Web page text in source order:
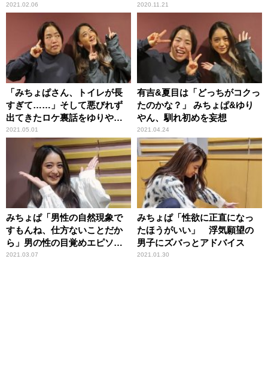
2021.02.06 2020.11.21
「みちょぱさん、トイレが長
すぎて……」そして悪びれず
出てきたロケ裏話をゆりやん
が明かす
2021.05.01
有吉&夏目は「どっちがコクっ
たのかな？」 みちょぱ&ゆり
やん、馴れ初めを妄想
2021.04.24
みちょぱ「男性の自然現象で
すもんね、仕方ないことだか
ら」男の性の目覚めエピソー
ドに理解
2021.03.07
みちょぱ「性欲に正直になっ
たほうがいい」 浮気願望の
男子にズバっとアドバイス
2021.01.30